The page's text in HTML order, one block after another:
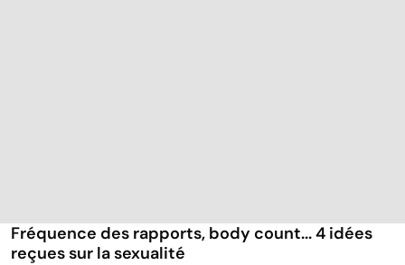
Fréquence des rapports, body count... 4 idées
reçues sur la sexualité